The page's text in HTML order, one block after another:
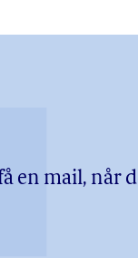
en mail, når